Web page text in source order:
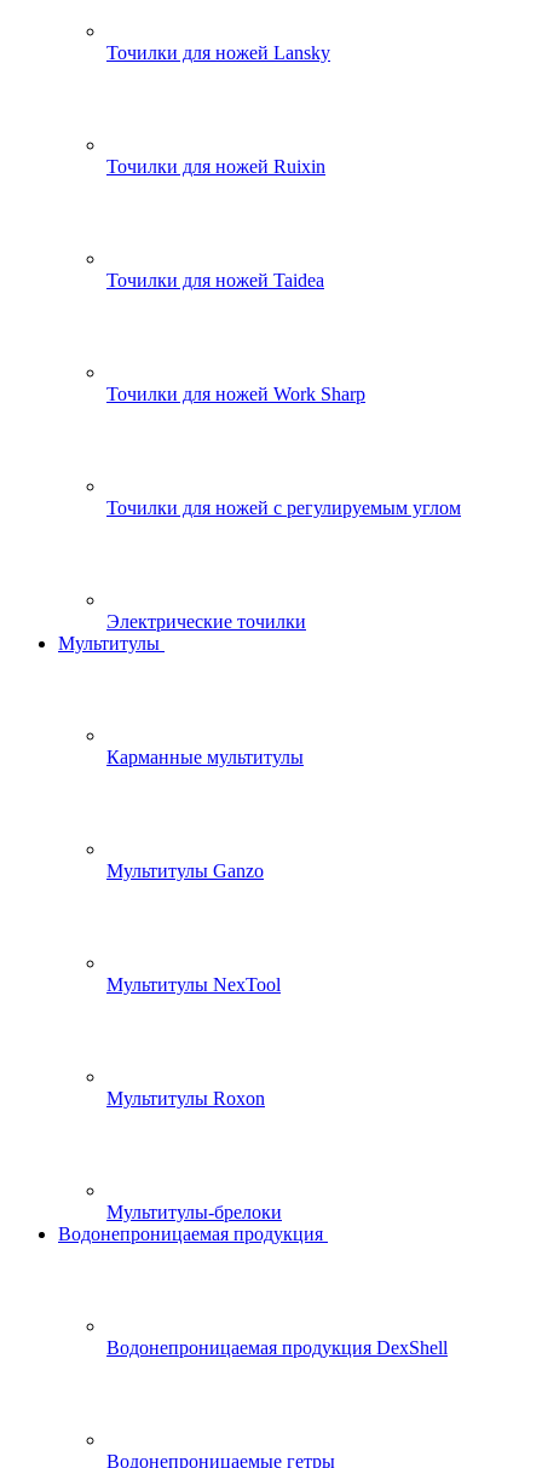
Точилки для ножей Lansky
Точилки для ножей Ruixin
Точилки для ножей Taidea
Точилки для ножей Work Sharp
Точилки для ножей с регулируемым углом
Электрические точилки
Мультитулы
Карманные мультитулы
Мультитулы Ganzo
Мультитулы NexTool
Мультитулы Roxon
Мультитулы-брелоки
Водонепроницаемая продукция
Водонепроницаемая продукция DexShell
Водонепроницаемые гетры